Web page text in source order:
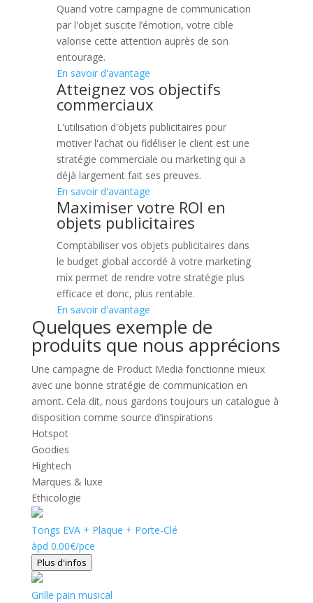
Quand votre campagne de communication
par l'objet suscite l’émotion, votre cible
valorise cette attention auprès de son
entourage.
En savoir d'avantage
Atteignez vos objectifs
commerciaux
L'utilisation d'objets publicitaires pour
motiver l'achat ou fidéliser le client est une
stratégie commerciale ou marketing qui a
déjà largement fait ses preuves.
En savoir d'avantage
Maximiser votre ROI en
objets publicitaires
Comptabiliser vos objets publicitaires dans
le budget global accordé à votre marketing
mix permet de rendre votre stratégie plus
efficace et donc, plus rentable.
En savoir d'avantage
Quelques exemple de
produits que nous apprécions
Une campagne de Product Media fonctionne mieux
avec une bonne stratégie de communication en
amont. Cela dit, nous gardons toujours un catalogue à
disposition comme source d’inspirations
Hotspot
Goodies
Hightech
Marques & luxe
Ethicologie
Tongs EVA + Plaque + Porte-Clé
àpd 0.00€/pce
Plus d'infos
Grille pain musical